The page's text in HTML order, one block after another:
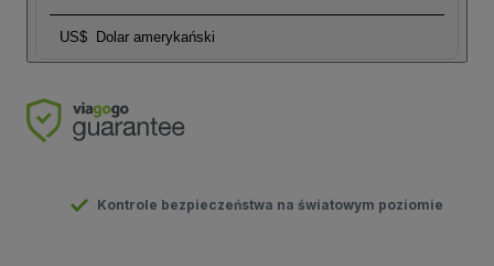
US$ Dolar amerykański
Kontrole bezpieczeństwa na światowym poziomie